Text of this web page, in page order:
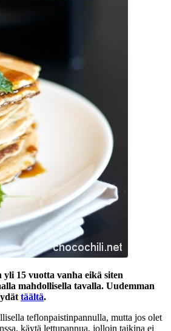
15 vuotta vanha eikä siten
mahdollisella tavalla. Uudemman
täältä.
teflonpaistinpannulla, mutta jos olet
käytä lettupannua, jolloin taikina ei